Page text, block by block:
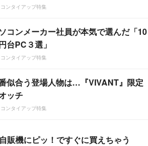
ンタイアップ特集
コンメーカー社員が本気で選んだ「10
台PC３選」
ンタイアップ特集
似合う登場人物は…『VIVANT』限定
ッチ
ンタイアップ特集
自販機にピッ！ですぐに買えちゃう